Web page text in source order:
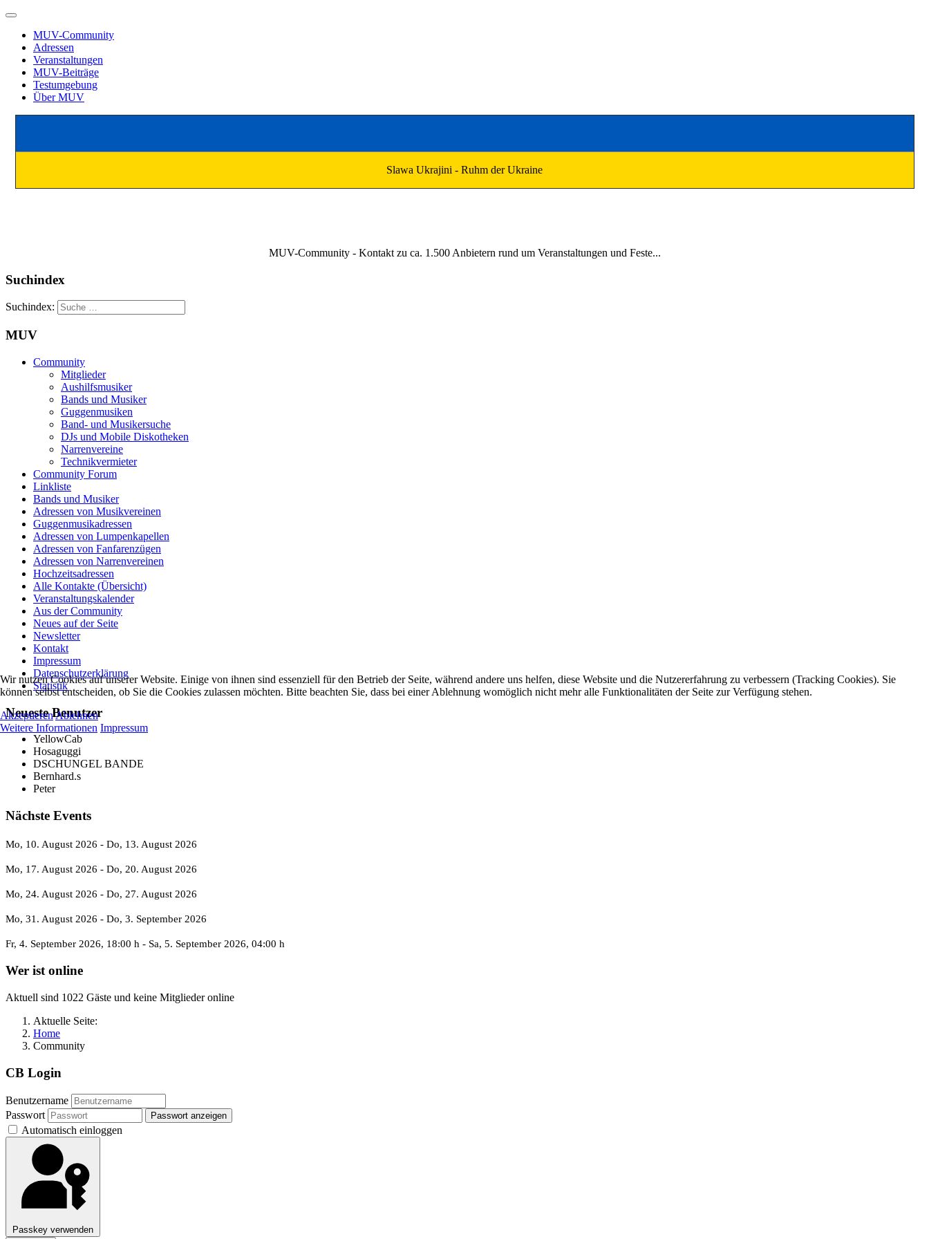
MUV-Community
Adressen
Veranstaltungen
MUV-Beiträge
Testumgebung
Über MUV
Slawa Ukrajini - Ruhm der Ukraine
MUV-Community - Kontakt zu ca. 1.500 Anbietern rund um Veranstaltungen und Feste...
Suchindex
Suchindex:
MUV
Community
Mitglieder
Aushilfsmusiker
Bands und Musiker
Guggenmusiken
Band- und Musikersuche
DJs und Mobile Diskotheken
Narrenvereine
Technikvermieter
Community Forum
Linkliste
Bands und Musiker
Adressen von Musikvereinen
Guggenmusikadressen
Adressen von Lumpenkapellen
Adressen von Fanfarenzügen
Adressen von Narrenvereinen
Hochzeitsadressen
Alle Kontakte (Übersicht)
Veranstaltungskalender
Aus der Community
Neues auf der Seite
Newsletter
Kontakt
Impressum
Datenschutzerklärung
Statistik
Neueste Benutzer
YellowCab
Hosaguggi
DSCHUNGEL BANDE
Bernhard.s
Peter
Nächste Events
Mo, 10. August 2026 - Do, 13. August 2026
Mo, 17. August 2026 - Do, 20. August 2026
Mo, 24. August 2026 - Do, 27. August 2026
Mo, 31. August 2026 - Do, 3. September 2026
Fr, 4. September 2026, 18:00 h - Sa, 5. September 2026, 04:00 h
Wer ist online
Aktuell sind 1022 Gäste und keine Mitglieder online
Aktuelle Seite:
Home
Community
CB Login
Benutzername
Passwort
Passwort anzeigen
Automatisch einloggen
Passkey verwenden
Wir nutzen Cookies auf unserer Website. Einige von ihnen sind essenziell für den Betrieb der Seite, während andere uns helfen, diese Website und die Nutzererfahrung zu verbessern (Tracking Cookies). Sie
können selbst entscheiden, ob Sie die Cookies zulassen möchten. Bitte beachten Sie, dass bei einer Ablehnung womöglich nicht mehr alle Funktionalitäten der Seite zur Verfügung stehen.
AkzeptierenAblehnen
Weitere Informationen Impressum